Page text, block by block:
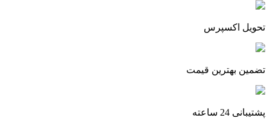
تحویل اکسپرس
تضمین بهترین قیمت
پشتیبانی 24 ساعته